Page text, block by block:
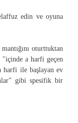
edin ve oyuna
oturttuktan
a harfi geçen
harfi ile başlayan ev
gibi spesifik bir